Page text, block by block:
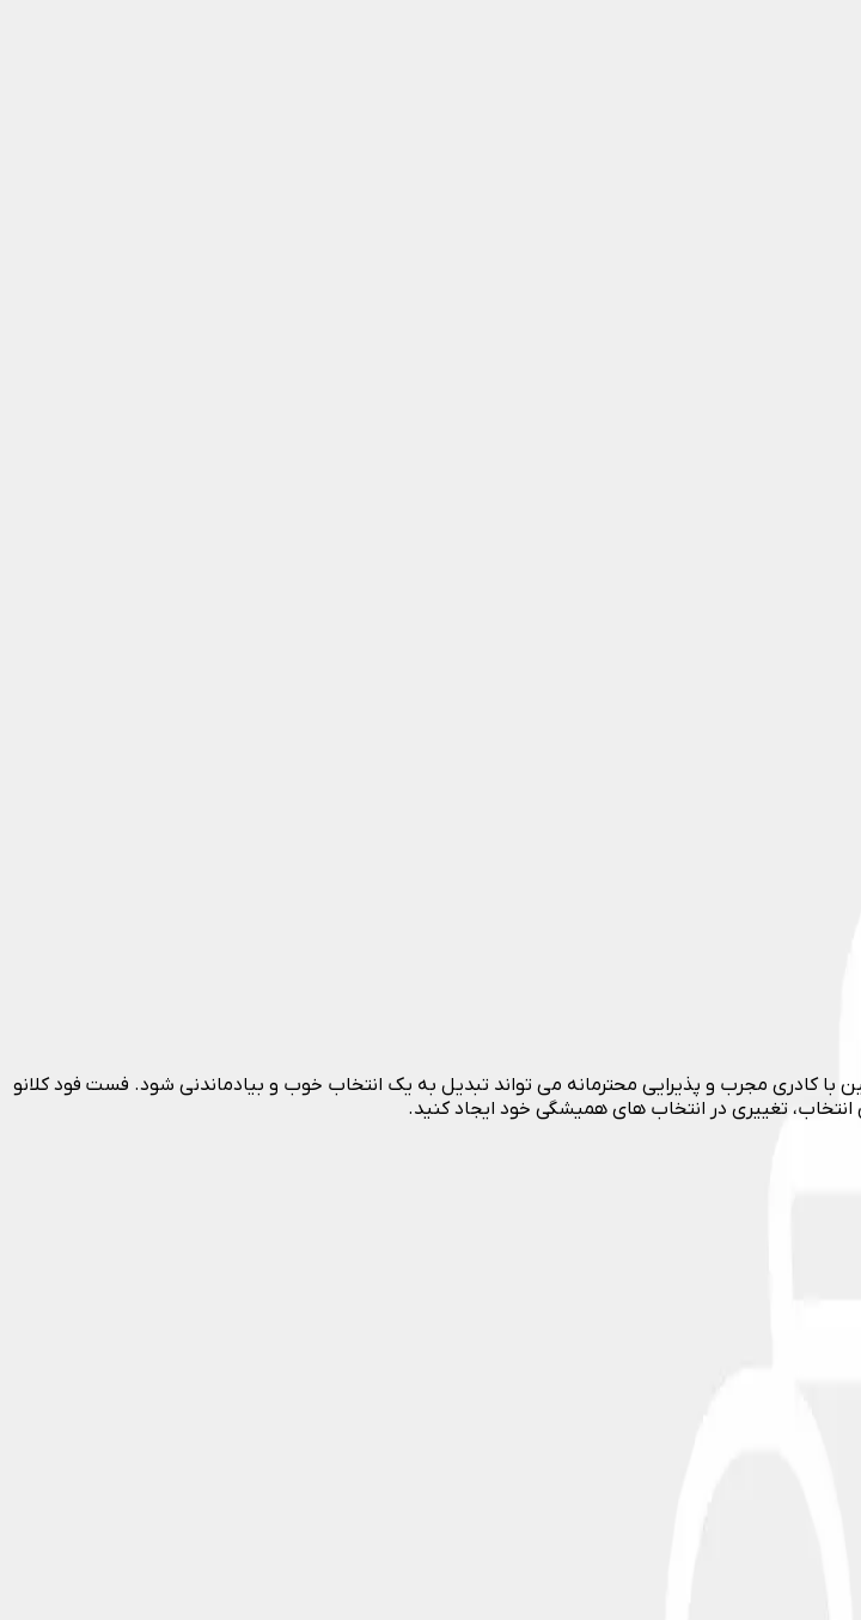
کادری مجرب و پذیرایی محترمانه می تواند تبدیل به یک انتخاب خوب و بیادماندنی شود. فست فود کلانو
تغییری در انتخاب های همیشگی خود ایجاد کنید.